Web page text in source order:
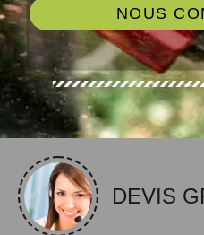
NOUS
DEVIS